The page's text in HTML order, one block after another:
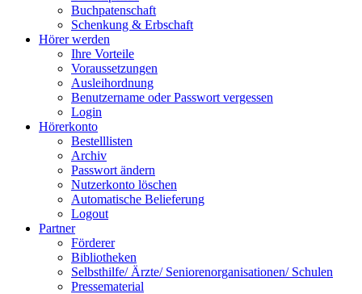
Buchpatenschaft
Schenkung & Erbschaft
Hörer werden
Ihre Vorteile
Voraussetzungen
Ausleihordnung
Benutzername oder Passwort vergessen
Login
Hörerkonto
Bestelllisten
Archiv
Passwort ändern
Nutzerkonto löschen
Automatische Belieferung
Logout
Partner
Förderer
Bibliotheken
Selbsthilfe/ Ärzte/ Seniorenorganisationen/ Schulen
Pressematerial